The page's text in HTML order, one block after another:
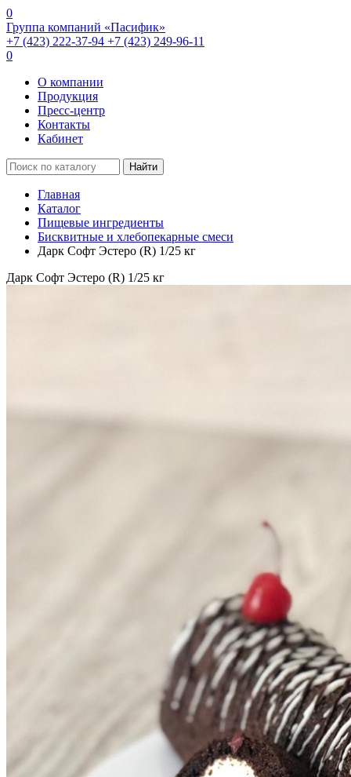
0
Группа компаний «Пасифик»
+7 (423) 222-37-94 +7 (423) 249-96-11
0
О компании
Продукция
Пресс-центр
Контакты
Кабинет
Найти
Главная
Каталог
Пищевые ингредиенты
Бисквитные и хлебопекарные смеси
Дарк Софт Эстеро (R) 1/25 кг
Дарк Софт Эстеро (R) 1/25 кг